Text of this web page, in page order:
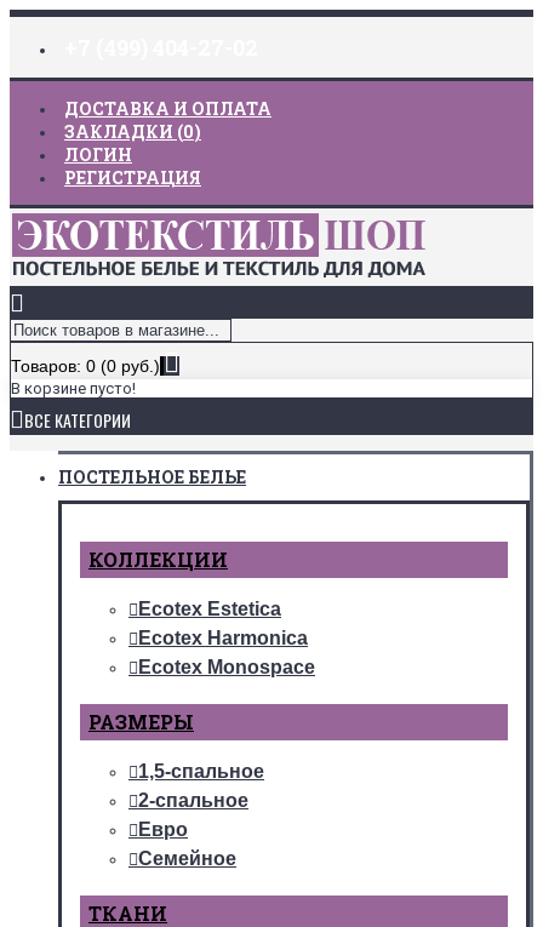
ДОСТАВКА И ОПЛАТА
ЗАКЛАДКИ (0)
ЛОГИН
РЕГИСТРАЦИЯ
Товаров: 0 (0 руб.)
В корзине пусто!
ВСЕ КАТЕГОРИИ
ПОСТЕЛЬНОЕ БЕЛЬЕ
КОЛЛЕКЦИИ
Ecotex Estetica
Ecotex Harmonica
Ecotex Monospace
РАЗМЕРЫ
1,5-спальное
2-спальное
Евро
Семейное
ТКАНИ